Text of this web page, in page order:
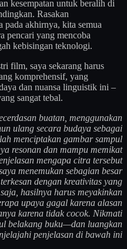
kesempatan untuk beralih di
Rasakan
pada akhirnya, kita semua
pencari yang mencoba
kebisingan teknologi.
film, saya sekarang harus
komprehensif, yang
dan nuansa linguistik ini –
sangat tebal.
buatan, menggunakan
ulang secara budaya sebagai
menciptakan gambar sampul
resonan dan mampu memikat
mengapa citra tersebut
menemukan sebagian besar
dengan kreativitas yang
hasilnya harus meyakinkan
upaya gagal karena alasan
karena tidak cocok. Nikmati
belakang buku—dan luangkan
penjelasan di bawah ini.